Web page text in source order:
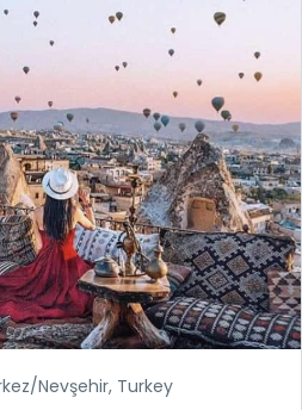
Nevşehir, Turkey